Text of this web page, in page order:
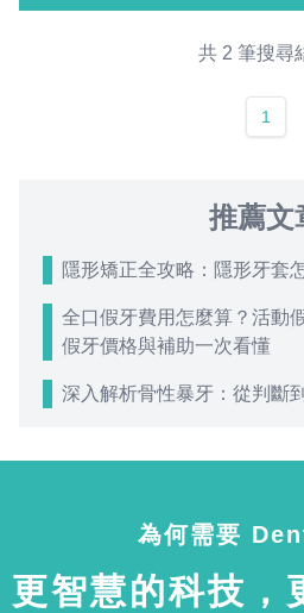
共 2 筆搜尋
1
推薦文
隱形矯正全攻略：隱形牙套
全口假牙費用怎麼算？活動
假牙價格與補助一次看懂
深入解析骨性暴牙：從判斷
為何需要
更智慧的科技，